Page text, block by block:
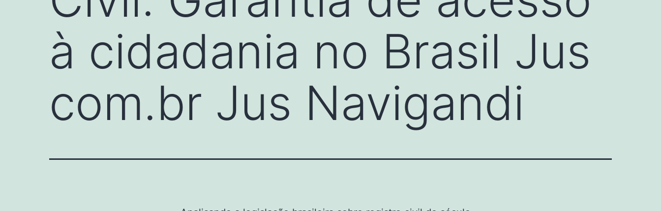
à cidadania no Brasil Jus
com.br Jus Navigandi